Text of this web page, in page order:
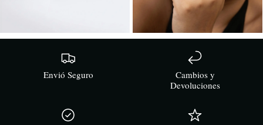
Envió Seguro
Cambios y
Devoluciones